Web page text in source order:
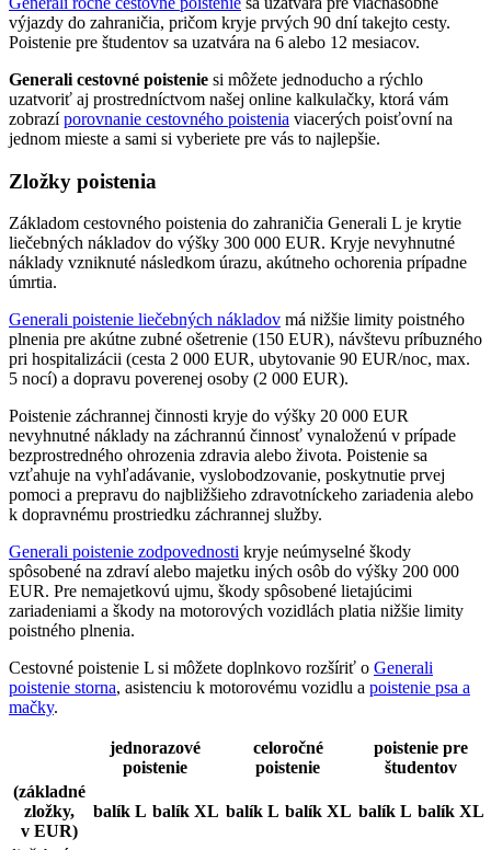
výjazdy do zahraničia, pričom kryje prvých 90 dní takejto cesty.
Poistenie pre študentov sa uzatvára na 6 alebo 12 mesiacov.
Generali cestovné poistenie si môžete jednoducho a rýchlo
uzatvoriť aj prostredníctvom našej online kalkulačky, ktorá vám
zobrazíporovnanie cestovného poistenia viacerých poisťovní na
jednom mieste a sami si vyberiete pre vás to najlepšie.
Zložky poistenia
Základom cestovného poistenia do zahraničia Generali L je krytie
liečebných nákladov do výšky 300 000 EUR. Kryje nevyhnutné
náklady vzniknuté následkom úrazu, akútneho ochorenia prípadne
úmrtia.
Generali poistenie liečebných nákladov má nižšie limity poistného
plnenia pre akútne zubné ošetrenie (150 EUR), návštevu príbuzného
pri hospitalizácii (cesta 2 000 EUR, ubytovanie 90 EUR/noc, max.
5 nocí) a dopravu poverenej osoby (2 000 EUR).
Poistenie záchrannej činnosti kryje do výšky 20 000 EUR
nevyhnutné náklady na záchrannú činnosť vynaloženú v prípade
bezprostredného ohrozenia zdravia alebo života. Poistenie sa
vzťahuje na vyhľadávanie, vyslobodzovanie, poskytnutie prvej
pomoci a prepravu do najbližšieho zdravotníckeho zariadenia alebo
k dopravnému prostriedku záchrannej služby.
Generali poistenie zodpovednosti kryje neúmyselné škody
spôsobené na zdraví alebo majetku iných osôb do výšky 200 000
EUR. Pre nemajetkovú ujmu, škody spôsobené lietajúcimi
zariadeniami a škody na motorových vozidlách platia nižšie limity
poistného plnenia.
Cestovné poistenie L si môžete doplnkovo rozšíriť o Generali
poistenie storna, asistenciu k motorovému vozidlu a poistenie psa a
mačky.
jednorazové
poistenie
celoročné
poistenie
poistenie pre
študentov
(základné
zložky,
v EUR)
balík L balík XL balík L balík XL balík L balík XL